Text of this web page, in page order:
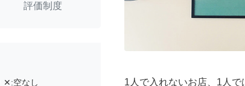
評価制度
✕:空なし
1人で入れないお店、1人